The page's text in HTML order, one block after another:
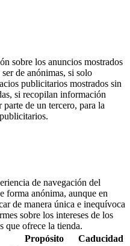
sobre los anuncios mostrados
de anónimas, si solo
publicitarios mostrados sin
si recopilan información
de un tercero, para la
de navegación del
forma anónima, aunque en
de manera única e inequívoca
sobre los intereses de los
que ofrece la tienda.
Propósito Caducidad